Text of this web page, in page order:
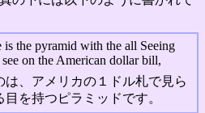
the pyramid with the all Seeing
on the American dollar bill,
、アメリカの１ドル札で見ら
を持つピラミッドです。